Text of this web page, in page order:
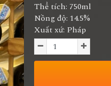
Thể tích: 750ml
Nồng độ: 14.5%
Xuất xứ: Pháp